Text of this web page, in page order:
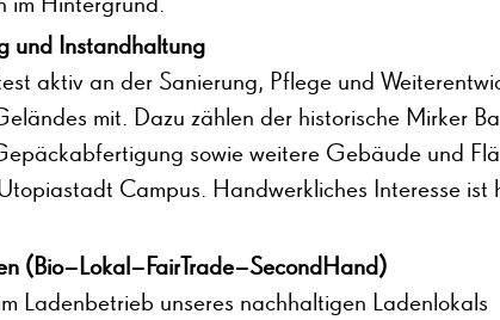
und Instandhaltung
aktiv an der Sanierung, Pflege und
mit. Dazu zählen der historische Mirker
sowie weitere Gebäude und
Campus. Handwerkliches Interesse ist
(Bio–Lokal–FairTrade–SecondHand)
Ladenbetrieb unseres nachhaltigen Ladenlokals